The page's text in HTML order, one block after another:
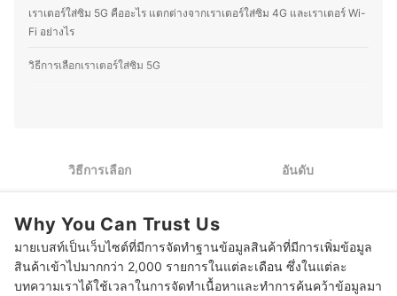
ทั้งในแง่ของการเลือกซื้อ อัปเกรด และดูแลรักษา เพื่อให้ผู้อ่าน
ประวัติของ ภารวี พิมพ์ทอง (มอส)
เราเตอร์ใส่ซิม 5G คืออะไร แตกต่างจากเราเตอร์ใส่ซิม 4G และเราเตอร์ Wi-
Fi อย่างไร
วิธีการเลือกเราเตอร์ใส่ซิม 5G
ตรวจสอบขนาดของซิมให้เข้ากับเราเตอร์ใส่ซิม 5G ที่ใช้
10 เราเตอร์ใส่ซิม 5G ยี่ห้อไหนดี ตัวปล่อยสัญญาณ Wi-Fi แบบใส่ซิม
เราเตอร์ใส่ซิมสามารถใช้งานในต่างประเทศได้หรือไม่
วิธีการเลือก อันดับ
Why You Can Trust Us
มายเบสท์เป็นเว็บไซต์ที่มีการจัดทำฐานข้อมูลสินค้าที่มีการเพิ่มข้อมูล
สินค้าเข้าไปมากกว่า 2,000 รายการในแต่ละเดือน ซึ่งในแต่ละ
บทความเราได้ใช้เวลาในการจัดทำเนื้อหาและทำการค้นคว้าข้อมูลมา